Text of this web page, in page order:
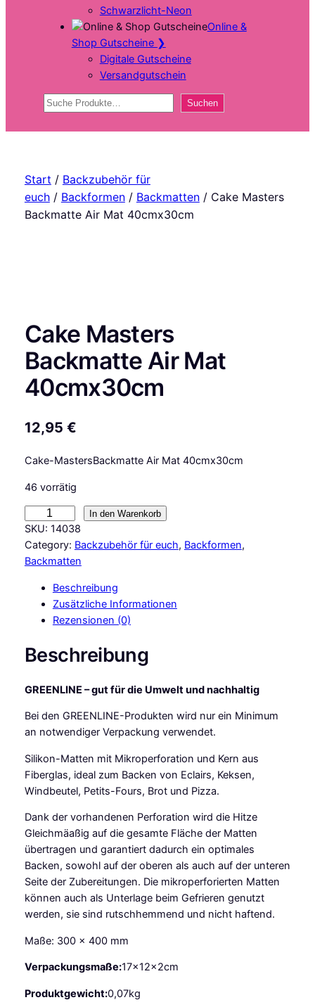
Schwarzlicht-Neon
Online &
Shop Gutscheine ❯
Digitale Gutscheine
Versandgutschein
Suchen Suchen
Start / Backzubehör für
euch/ Backformen/ Backmatten/ Cake Masters
Backmatte Air Mat 40cmx30cm
Cake Masters
Backmatte Air Mat
40cmx30cm
12,95 €
Cake-MastersBackmatte Air Mat 40cmx30cm
46 vorrätig
a
k
e
B
c
k
m
a
t
e
A
i
r
M
a
t
c
x
In den Warenkorb
SKU: 14038
Category: Backzubehör für euch, Backformen
Backmatten
Beschreibung
Zusätzliche Informationen
Rezensionen (0)
Beschreibung
GREENLINE – gut für die Umwelt und nachhaltig
Bei den GREENLINE-Produkten wird nur ein Minimum
an notwendiger Verpackung verwendet.
Silikon-Matten mit Mikroperforation und Kern aus
Fiberglas, ideal zum Backen von Eclairs, Keksen,
Windbeutel, Petits-Fours, Brot und Pizza.
Dank der vorhandenen Perforation wird die Hitze
Gleichmäaßig auf die gesamte Fläche der Matten
übertragen und garantiert dadurch ein optimales
Backen, sowohl auf der oberen als auch auf der unteren
Seite der Zubereitungen. Die mikroperforierten Matten
können auch als Unterlage beim Gefrieren genutzt
werden, sie sind rutschhemmend und nicht haftend.
Maße: 300 x 400 mm
Verpackungsmaße:17x12x2cm
Produktgewicht:0,07kg